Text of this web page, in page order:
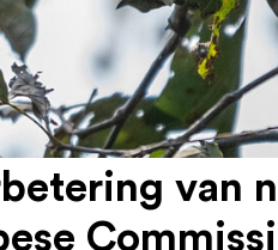
van